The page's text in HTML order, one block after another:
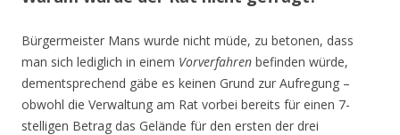
Bürgermeister Mans wurde nicht müde, zu betonen, dass
man sich lediglich in einem Vorverfahren befinden würde,
dementsprechend gäbe es keinen Grund zur Aufregung –
obwohl die Verwaltung am Rat vorbei bereits für einen 7-
stelligen Betrag das Gelände für den ersten der drei